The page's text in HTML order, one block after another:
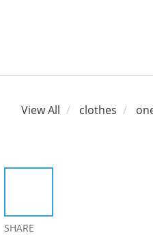
View All clothes
SHARE